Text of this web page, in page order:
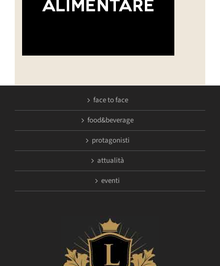
face to face
food&beverage
protagonisti
attualità
eventi